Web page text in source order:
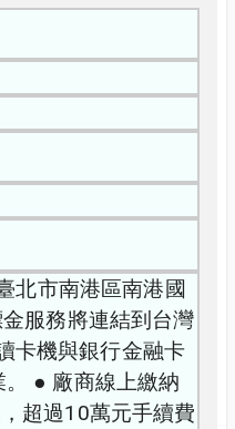
北市南港區南港國
服務將連結到台灣
卡機與銀行金融卡
● 廠商線上繳納
超過10萬元手續費